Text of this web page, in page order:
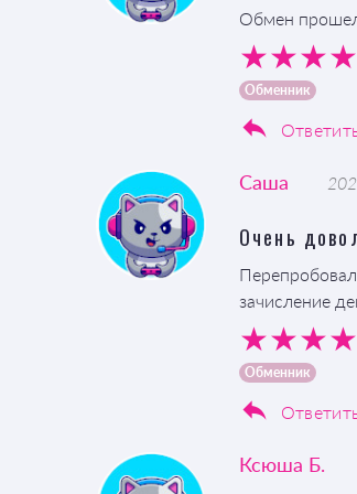
Обмен
Обменник
Саша
Очень
зачисление
Обменник
Ксюша Б.